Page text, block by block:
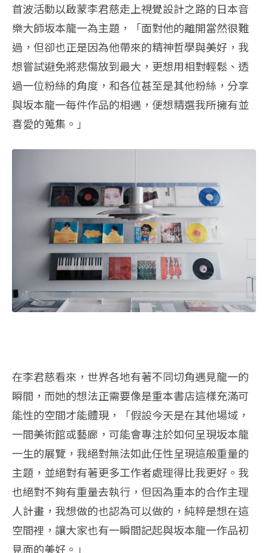
首波活動以啟蒙李君慈走上視覺設計之路的日本音
樂大師坂本龍一為主題，「面對他的離開當然很難
過，但卻也正是因為他帶來的精神哲學與美好，我
想嘗試避免將悲傷放到最大，更想用相對輕鬆、透
過一位粉絲的角度，和各位甚至是其他粉絲，分享
與坂本龍一每件作品的相遇，便想精選我所擁有並
喜愛的蒐集。」
在李君慈看來，世界各地有著不同切角遇見龍一的
瞬間，而她的想法正需要像是重本書店這樣充滿可
能性的空間才能體現，「假設今天是在其他場域，
一間美術館或藝廊，可能會專注於如何呈現坂本龍
一生的展覽，我絕對無法如此任性呈現這般重量的
主題，並絕對有著更多工作者處理得比我更好。我
也絕對不夠有重量去執行，但因為重本的合作主理
人計畫，我想做的也認為可以做的，純粹是想在這
空間裡，讓大家也有一瞬間記起與坂本龍一作品初
見面的美好。」